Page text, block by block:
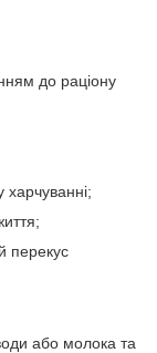
до раціону
харчуванні;
перекус
або молока та